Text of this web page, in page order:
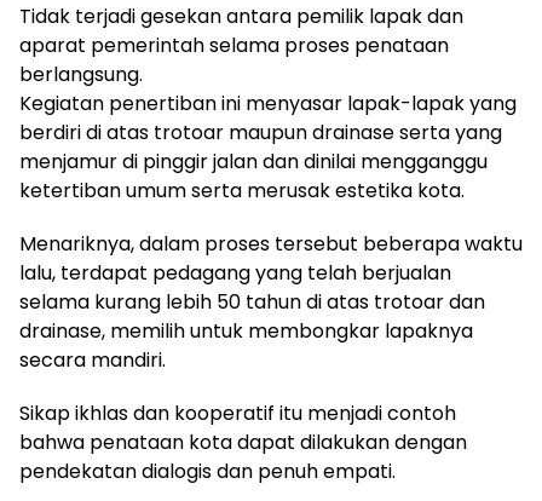
Tidak terjadi gesekan antara pemilik lapak dan
aparat pemerintah selama proses penataan
berlangsung.
Kegiatan penertiban ini menyasar lapak-lapak yang
berdiri di atas trotoar maupun drainase serta yang
menjamur di pinggir jalan dan dinilai mengganggu
ketertiban umum serta merusak estetika kota.
Menariknya, dalam proses tersebut beberapa waktu
lalu, terdapat pedagang yang telah berjualan
selama kurang lebih 50 tahun di atas trotoar dan
drainase, memilih untuk membongkar lapaknya
secara mandiri.
Sikap ikhlas dan kooperatif itu menjadi contoh
bahwa penataan kota dapat dilakukan dengan
pendekatan dialogis dan penuh empati.